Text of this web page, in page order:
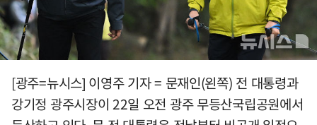
[광주=뉴시스] 이영주 기자 = 문재인(왼쪽) 전 대통령과
강기정 광주시장이 22일 오전 광주 무등산국립공원에서